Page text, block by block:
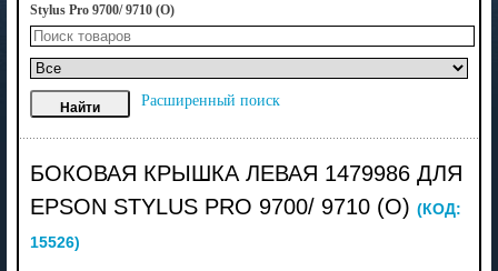
Stylus Pro 9700/ 9710 (O)
Расширенный поиск
БОКОВАЯ КРЫШКА ЛЕВАЯ 1479986 ДЛЯ
EPSON STYLUS PRO 9700/ 9710 (O) (КОД:
15526)